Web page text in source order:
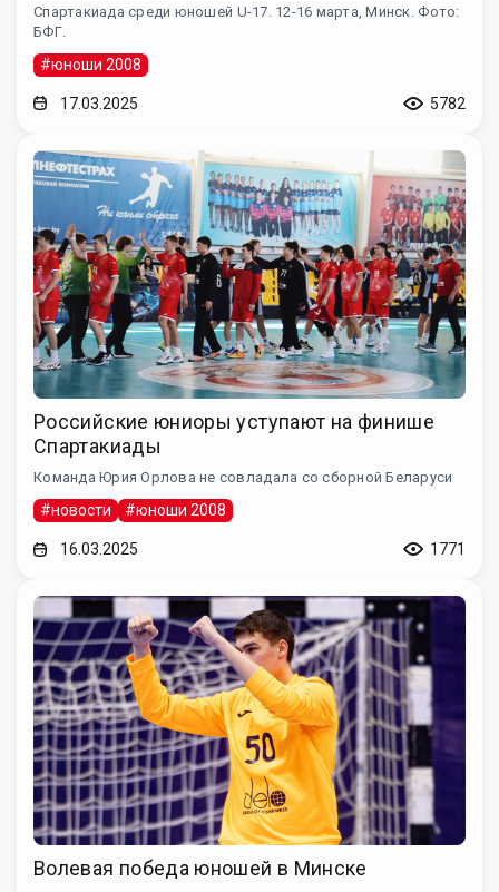
Спартакиада среди юношей U-17. 12-16 марта, Минск. Фото:
БФГ.
#юноши 2008
17.03.2025 5782
Российские юниоры уступают на финише
Спартакиады
Команда Юрия Орлова не совладала со сборной Беларуси
#новости #юноши 2008
16.03.2025 1771
Волевая победа юношей в Минске